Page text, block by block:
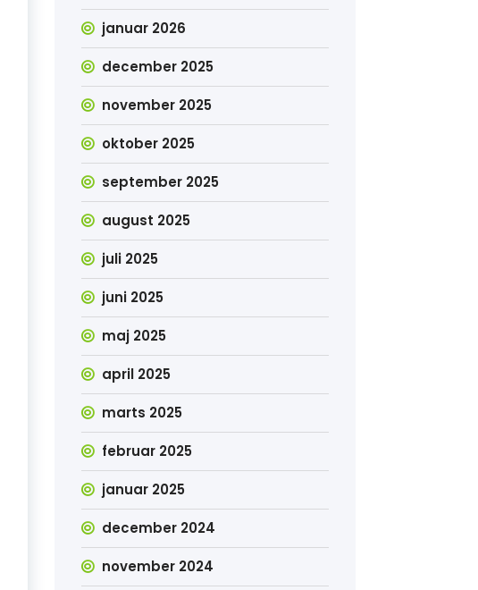
januar 2026
december 2025
november 2025
oktober 2025
september 2025
august 2025
juli 2025
juni 2025
maj 2025
april 2025
marts 2025
februar 2025
januar 2025
december 2024
november 2024